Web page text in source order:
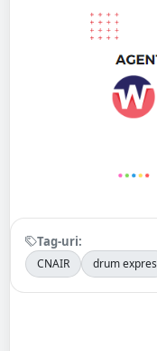
Tag-uri:
CNAIR drum expres